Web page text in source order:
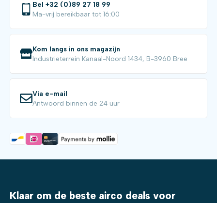
Bel +32 (0)89 27 18 99
Ma-vrij bereikbaar tot 16:00
Kom langs in ons magazijn
Industrieterrein Kanaal-Noord 1434, B-3960 Bree
Via e-mail
Antwoord binnen de 24 uur
Klaar om de beste airco deals voor